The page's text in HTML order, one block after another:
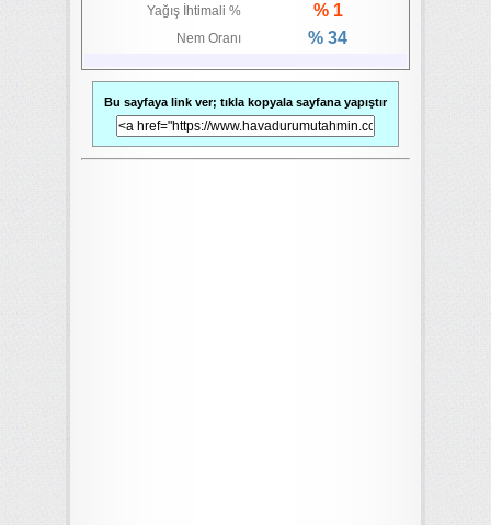
Yağış İhtimali % % 1
Nem Oranı % 34
Bu sayfaya link ver; tıkla kopyala sayfana yapıştır